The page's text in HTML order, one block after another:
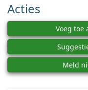
Acties
Voeg toe
Meld